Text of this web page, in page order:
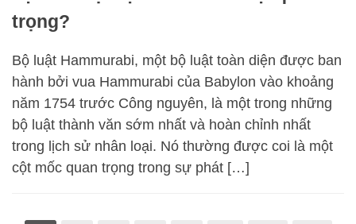
trọng?
Bộ luật Hammurabi, một bộ luật toàn diện được ban
hành bởi vua Hammurabi của Babylon vào khoảng
năm 1754 trước Công nguyên, là một trong những
bộ luật thành văn sớm nhất và hoàn chỉnh nhất
trong lịch sử nhân loại. Nó thường được coi là một
cột mốc quan trọng trong sự phát […]